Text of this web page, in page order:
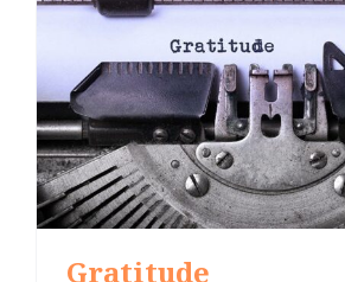
Gratitude